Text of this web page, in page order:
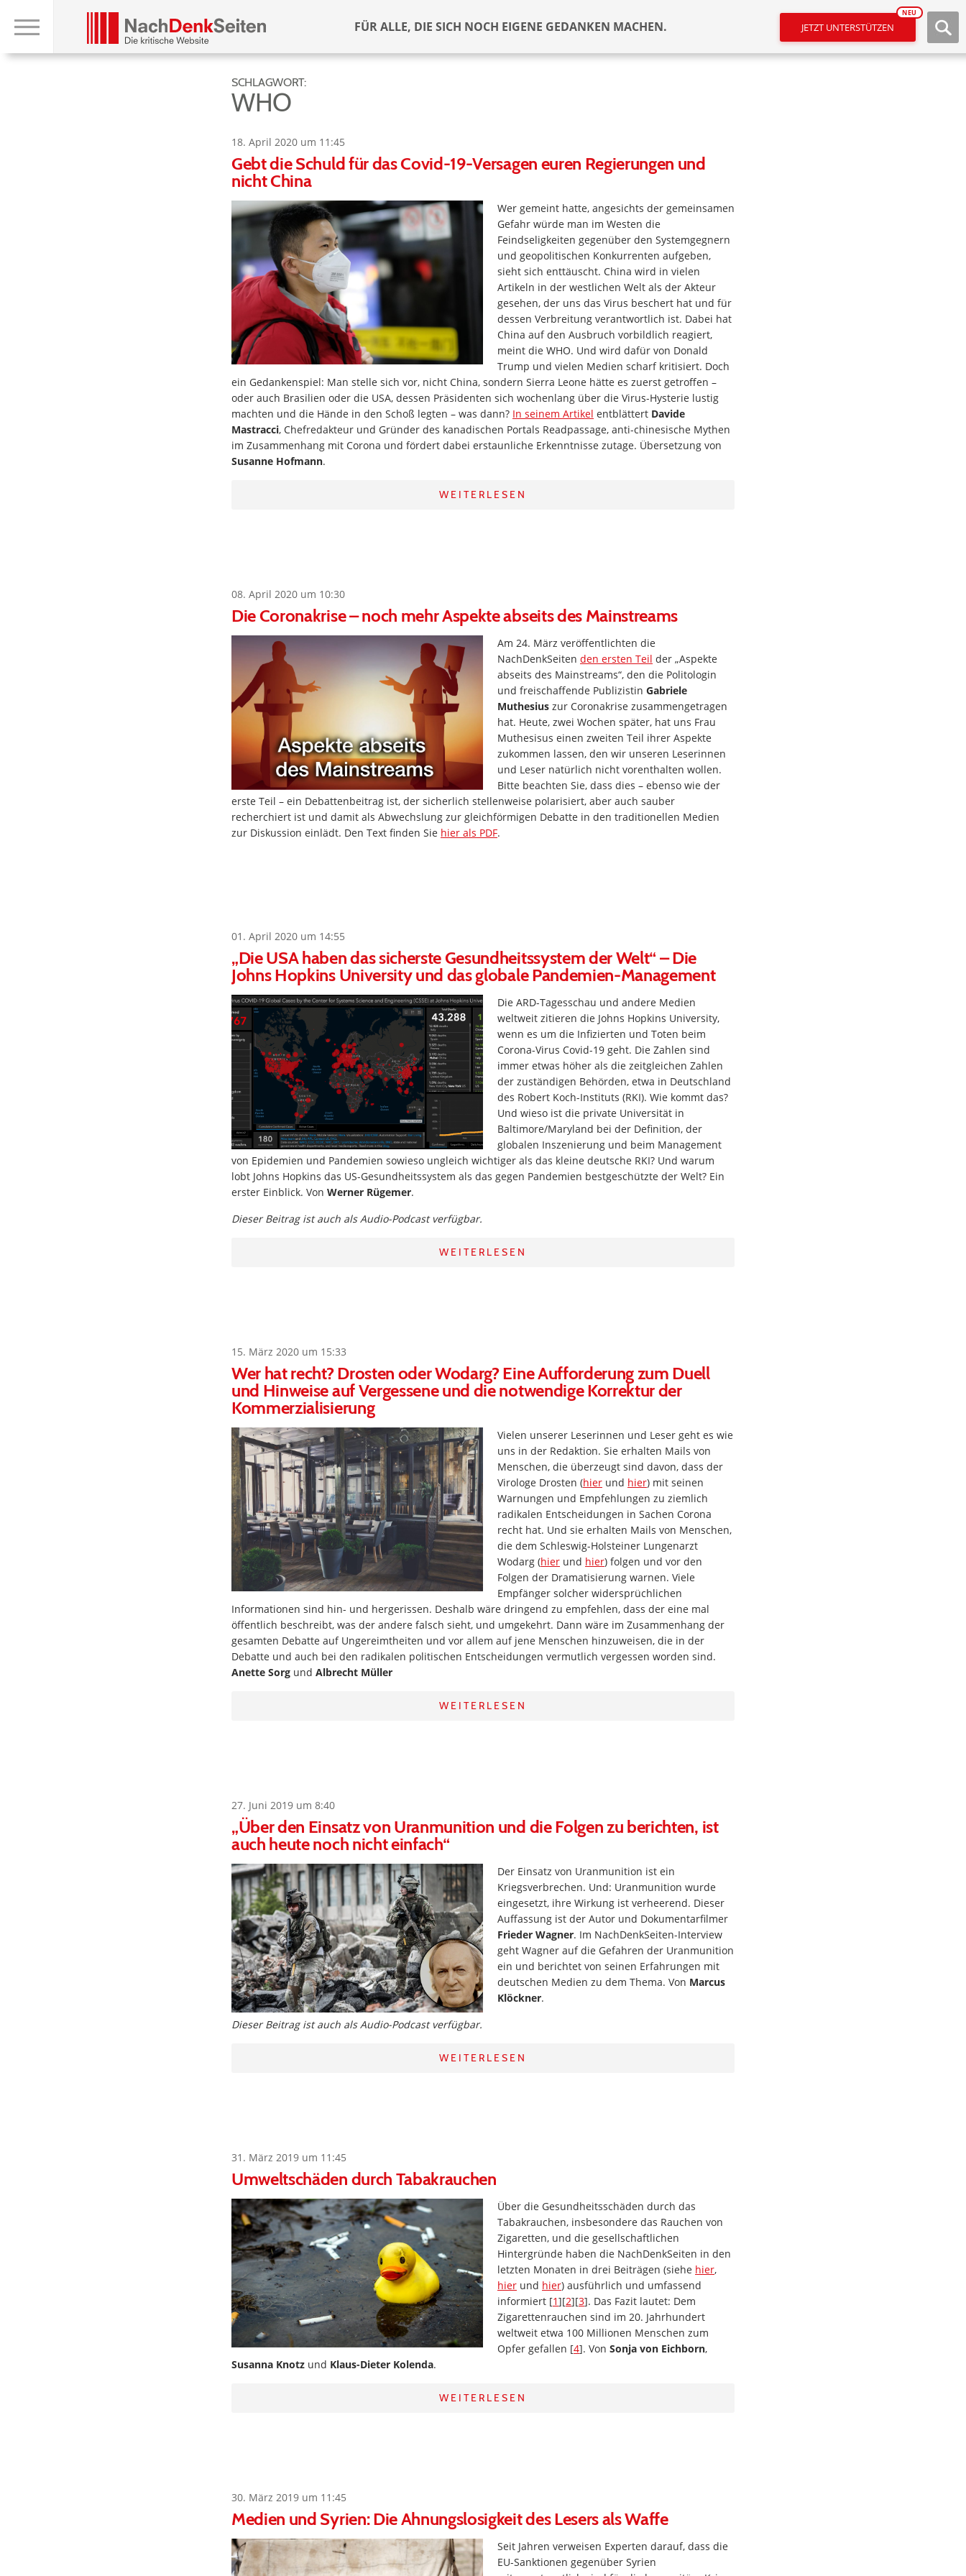
FÜR ALLE, DIE SICH NOCH EIGENE GEDANKEN MACHEN. JETZT UNTERSTÜTZEN
NEU
SCHLAGWORT:
WHO
18. April 2020 um 11:45
Gebt die Schuld für das Covid-19-Versagen euren Regierungen und
nicht China
Wer gemeint hatte, angesichts der gemeinsamen
Gefahr würde man im Westen die
Feindseligkeiten gegenüber den Systemgegnern
und geopolitischen Konkurrenten aufgeben,
sieht sich enttäuscht. China wird in vielen
Artikeln in der westlichen Welt als der Akteur
gesehen, der uns das Virus beschert hat und für
dessen Verbreitung verantwortlich ist. Dabei hat
China auf den Ausbruch vorbildlich reagiert,
meint die WHO. Und wird dafür von Donald
Trump und vielen Medien scharf kritisiert. Doch
ein Gedankenspiel: Man stelle sich vor, nicht China, sondern Sierra Leone hätte es zuerst getroffen –
oder auch Brasilien oder die USA, dessen Präsidenten sich wochenlang über die Virus-Hysterie lustig
machten und die Hände in den Schoß legten – was dann? In seinem Artikel entblättert Davide
Mastracci, Chefredakteur und Gründer des kanadischen Portals Readpassage, anti-chinesische Mythen
im Zusammenhang mit Corona und fördert dabei erstaunliche Erkenntnisse zutage. Übersetzung von
Susanne Hofmann.
WEITERLESEN
08. April 2020 um 10:30
Die Coronakrise – noch mehr Aspekte abseits des Mainstreams
Am 24. März veröffentlichten die
NachDenkSeiten den ersten Teil der „Aspekte
abseits des Mainstreams“, den die Politologin
und freischaffende Publizistin Gabriele
Muthesius zur Coronakrise zusammengetragen
hat. Heute, zwei Wochen später, hat uns Frau
Muthesisus einen zweiten Teil ihrer Aspekte
zukommen lassen, den wir unseren Leserinnen
und Leser natürlich nicht vorenthalten wollen.
Bitte beachten Sie, dass dies – ebenso wie der
erste Teil – ein Debattenbeitrag ist, der sicherlich stellenweise polarisiert, aber auch sauber
recherchiert ist und damit als Abwechslung zur gleichförmigen Debatte in den traditionellen Medien
zur Diskussion einlädt. Den Text finden Sie hier als PDF.
01. April 2020 um 14:55
„Die USA haben das sicherste Gesundheitssystem der Welt“ – Die
Johns Hopkins University und das globale Pandemien-Management
Die ARD-Tagesschau und andere Medien
weltweit zitieren die Johns Hopkins University,
wenn es um die Infizierten und Toten beim
Corona-Virus Covid-19 geht. Die Zahlen sind
immer etwas höher als die zeitgleichen Zahlen
der zuständigen Behörden, etwa in Deutschland
des Robert Koch-Instituts (RKI). Wie kommt das?
Und wieso ist die private Universität in
Baltimore/Maryland bei der Definition, der
globalen Inszenierung und beim Management
von Epidemien und Pandemien sowieso ungleich wichtiger als das kleine deutsche RKI? Und warum
lobt Johns Hopkins das US-Gesundheitssystem als das gegen Pandemien bestgeschützte der Welt? Ein
erster Einblick. Von Werner Rügemer.
Dieser Beitrag ist auch als Audio-Podcast verfügbar.
WEITERLESEN
15. März 2020 um 15:33
Wer hat recht? Drosten oder Wodarg? Eine Aufforderung zum Duell
und Hinweise auf Vergessene und die notwendige Korrektur der
Kommerzialisierung
Vielen unserer Leserinnen und Leser geht es wie
uns in der Redaktion. Sie erhalten Mails von
Menschen, die überzeugt sind davon, dass der
Virologe Drosten (hier und hier) mit seinen
Warnungen und Empfehlungen zu ziemlich
radikalen Entscheidungen in Sachen Corona
recht hat. Und sie erhalten Mails von Menschen,
die dem Schleswig-Holsteiner Lungenarzt
Wodarg (hier und hier) folgen und vor den
Folgen der Dramatisierung warnen. Viele
Empfänger solcher widersprüchlichen
Informationen sind hin- und hergerissen. Deshalb wäre dringend zu empfehlen, dass der eine mal
öffentlich beschreibt, was der andere falsch sieht, und umgekehrt. Dann wäre im Zusammenhang der
gesamten Debatte auf Ungereimtheiten und vor allem auf jene Menschen hinzuweisen, die in der
Debatte und auch bei den radikalen politischen Entscheidungen vermutlich vergessen worden sind.
Anette Sorg und Albrecht Müller
WEITERLESEN
27. Juni 2019 um 8:40
„Über den Einsatz von Uranmunition und die Folgen zu berichten, ist
auch heute noch nicht einfach“
Der Einsatz von Uranmunition ist ein
Kriegsverbrechen. Und: Uranmunition wurde
eingesetzt, ihre Wirkung ist verheerend. Dieser
Auffassung ist der Autor und Dokumentarfilmer
Frieder Wagner. Im NachDenkSeiten-Interview
geht Wagner auf die Gefahren der Uranmunition
ein und berichtet von seinen Erfahrungen mit
deutschen Medien zu dem Thema. Von Marcus
Klöckner.
Dieser Beitrag ist auch als Audio-Podcast verfügbar.
WEITERLESEN
31. März 2019 um 11:45
Umweltschäden durch Tabakrauchen
Über die Gesundheitsschäden durch das
Tabakrauchen, insbesondere das Rauchen von
Zigaretten, und die gesellschaftlichen
Hintergründe haben die NachDenkSeiten in den
letzten Monaten in drei Beiträgen (siehe hier,
hier und hier) ausführlich und umfassend
informiert [1][2][3]. Das Fazit lautet: Dem
Zigarettenrauchen sind im 20. Jahrhundert
weltweit etwa 100 Millionen Menschen zum
Opfer gefallen [4]. Von Sonja von Eichborn,
Susanna Knotz und Klaus-Dieter Kolenda.
WEITERLESEN
30. März 2019 um 11:45
Medien und Syrien: Die Ahnungslosigkeit des Lesers als Waffe
Seit Jahren verweisen Experten darauf, dass die
EU-Sanktionen gegenüber Syrien